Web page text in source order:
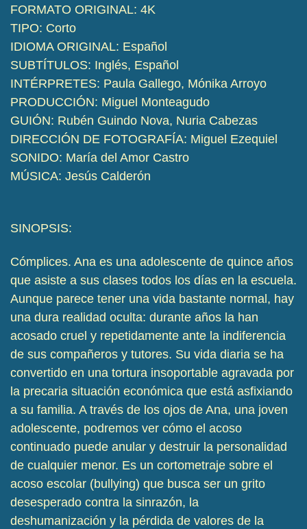
FORMATO ORIGINAL: 4K
TIPO: Corto
IDIOMA ORIGINAL: Español
SUBTÍTULOS: Inglés, Español
INTÉRPRETES: Paula Gallego, Mónika Arroyo
PRODUCCIÓN: Miguel Monteagudo
GUIÓN: Rubén Guindo Nova, Nuria Cabezas
DIRECCIÓN DE FOTOGRAFÍA: Miguel Ezequiel
SONIDO: María del Amor Castro
MÚSICA: Jesús Calderón
SINOPSIS:
Cómplices. Ana es una adolescente de quince años
que asiste a sus clases todos los días en la escuela.
Aunque parece tener una vida bastante normal, hay
una dura realidad oculta: durante años la han
acosado cruel y repetidamente ante la indiferencia
de sus compañeros y tutores. Su vida diaria se ha
convertido en una tortura insoportable agravada por
la precaria situación económica que está asfixiando
a su familia. A través de los ojos de Ana, una joven
adolescente, podremos ver cómo el acoso
continuado puede anular y destruir la personalidad
de cualquier menor. Es un cortometraje sobre el
acoso escolar (bullying) que busca ser un grito
desesperado contra la sinrazón, la
deshumanización y la pérdida de valores de la